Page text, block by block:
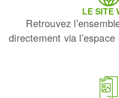
LE SITE
Retrouvez
directement via